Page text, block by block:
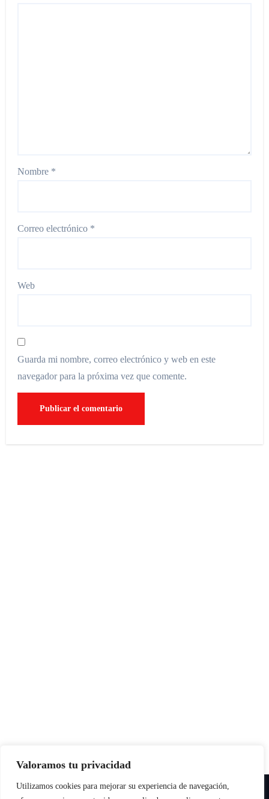
Valoramos tu privacidad
Utilizamos cookies para mejorar su experiencia de navegación,
Nombre *
Correo electrónico *
Web
Guarda mi nombre, correo electrónico y web en este
navegador para la próxima vez que comente.